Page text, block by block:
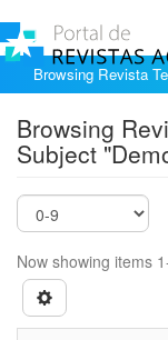
Browsing Revista
Browsing
Subject
Now showing items